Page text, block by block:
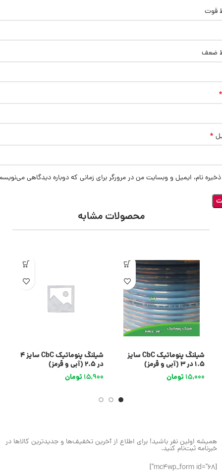
قوت
ضعف
*
*
ذخیره نام، ایمیل و وبسایت من در مرورگر برای زمانی که دوباره دیدگاهی
محصولات مشابه
شیلنگ پنوماتیک CbC سایز
1.5 در 3 (آبی و قرمز)
15,000تومان
شیلنگ پنوماتیک CbC سایز 4
در 2.5 (آبی و قرمز)
15,900تومان
همیشه اولین نفر باشید! برای اطلاع از آخرین تخفیف‌ها و جدیدترین کالاها در
خبرنامه ثبت‌نام کنید.
[mc4wp_form id="68"]